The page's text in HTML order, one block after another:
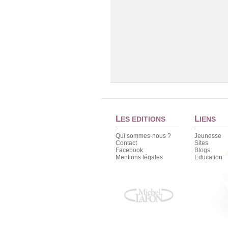
LES EDITIONS
Qui sommes-nous ?
Contact
Facebook
Mentions légales
LIENS
Jeunesse
Sites
Blogs
Education